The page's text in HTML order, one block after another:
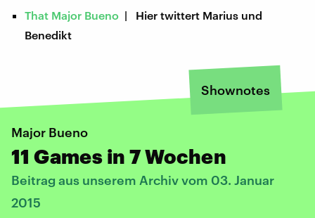
That Major Bueno | Hier twittert Marius und
Benedikt
Shownotes
Major Bueno
11 Games in 7 Wochen
Beitrag aus unserem Archiv vom 03. Januar
2015